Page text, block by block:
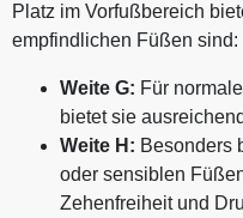
Platz im Vorfußbereich
empfindlichen Füßen sind:
Weite G: Für
bietet sie
Weite H: Besonders
oder sensiblen
Zehenfreiheit und